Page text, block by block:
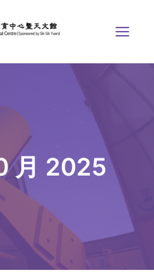
月 2025